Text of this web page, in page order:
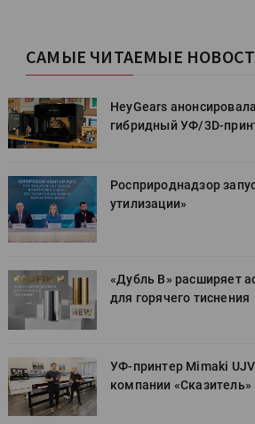
САМЫЕ ЧИТАЕМЫЕ
HeyGears
гибридный УФ/3D-
Росприроднадзор
утилизации»
«Дубль В» расширяет
для горячего тиснения
УФ-принтер Mimaki
компании «Сказитель»